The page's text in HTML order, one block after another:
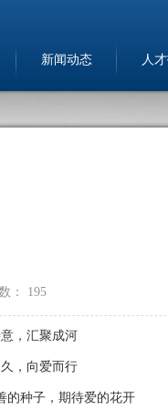
新闻动态 人
： 195
，汇聚成河
，向爱而行
的种子，期待爱的花开